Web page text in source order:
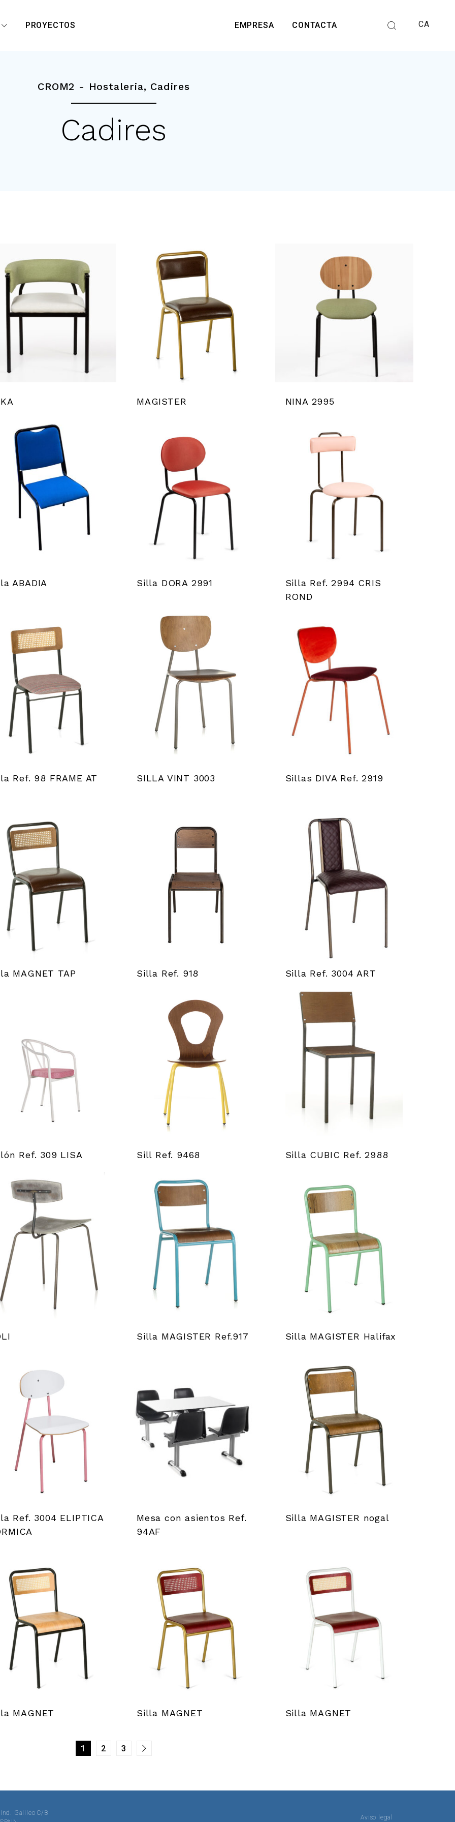
PROYECTOS EMPRESA CONTACTA CA
CROM2 - Hostaleria, Cadires
Cadires
MAGISTER NINA 2995
ABADIA Silla DORA 2991
Silla Ref. 2994 CRIS
ROND
Ref. 98 FRAME AT SILLA VINT 3003 Sillas DIVA Ref. 2919
MAGNET TAP Silla Ref. 918 Silla Ref. 3004 ART
Ref. 309 LISA Sill Ref. 9468 Silla CUBIC Ref. 2988
Silla MAGISTER Ref.917 Silla MAGISTER Halifax
Ref. 3004 ELIPTICA
Mesa con asientos Ref.
94AF
Silla MAGISTER nogal
MAGNET Silla MAGNET Silla MAGNET
1 2 3
Galileo C/B
Aviso legal